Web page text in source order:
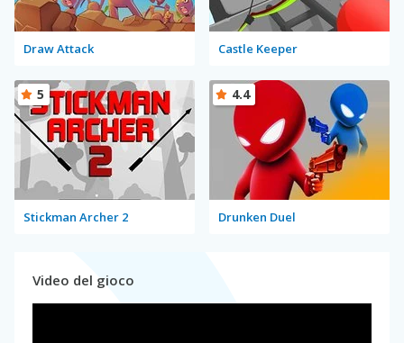
Draw Attack Castle Keeper
Stickman Archer 2
5
Drunken Duel
4.4
Video del gioco